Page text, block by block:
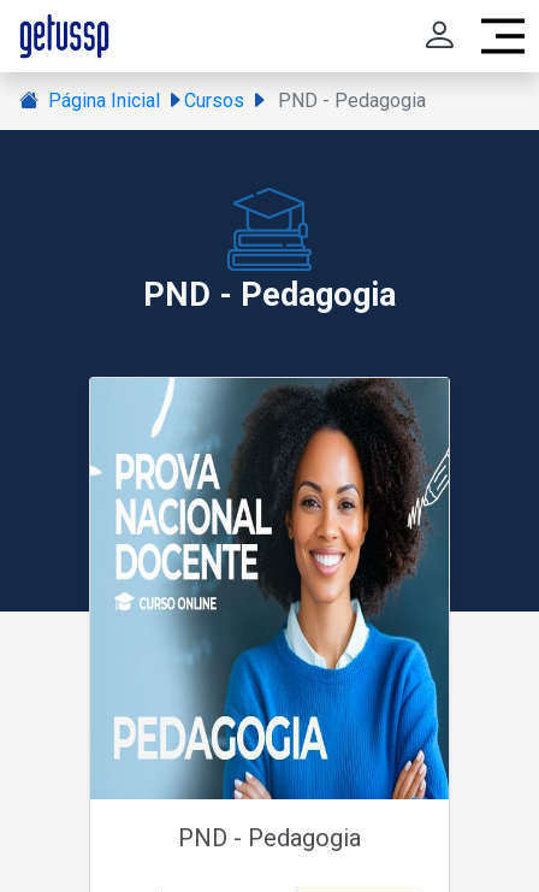
Página Inicial Cursos PND - Pedagogia
PND - Pedagogia
PND - Pedagogia